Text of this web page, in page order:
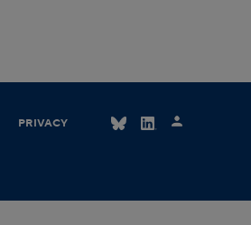
PRIVACY